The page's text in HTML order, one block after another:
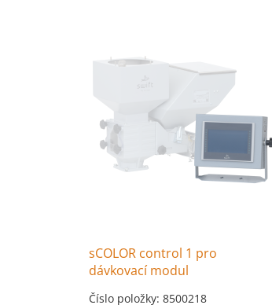
sCOLOR control 1 pro
dávkovací modul
Číslo položky: 8500218